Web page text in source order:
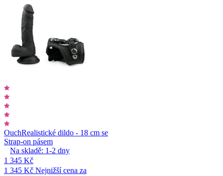
OuchRealistické dildo - 18 cm se
Strap-on pásem
Na skladě: 1-2 dny
1 345 Kč
1 345 Kč Nejnižší cena za